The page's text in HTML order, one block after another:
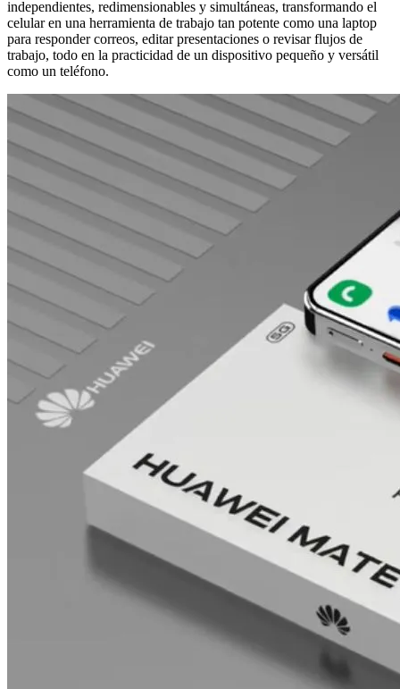
independientes, redimensionables y simultáneas, transformando el
celular en una herramienta de trabajo tan potente como una laptop
para responder correos, editar presentaciones o revisar flujos de
trabajo, todo en la practicidad de un dispositivo pequeño y versátil
como un teléfono.